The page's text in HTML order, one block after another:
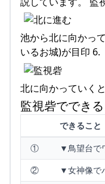
池から北に向かっ
いるお城)が目印 6.
北に向かっていく
監視砦ででき
できること
①
▼鳥望台で
②
▼女神像で